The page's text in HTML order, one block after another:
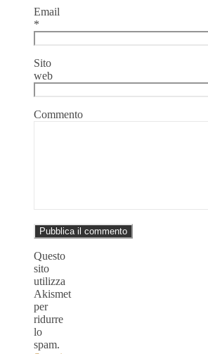
Email
*
Sito
web
Commento
Questo
sito
utilizza
Akismet
per
ridurre
lo
spam.